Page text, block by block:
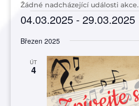
Žádné nadcházející události akce.
Akce
04.03.2025 - 29.03.2025
datum.
Březen 2025
ÚT
4